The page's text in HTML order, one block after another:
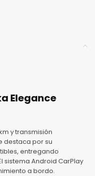
Elegance
y transmisión
destaca por su
entregando
sistema Android CarPlay
a bordo.